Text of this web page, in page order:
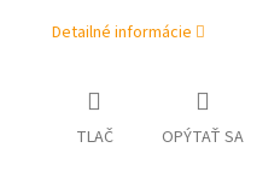
Detailné informácie
TLAČ OPÝTAŤ SA